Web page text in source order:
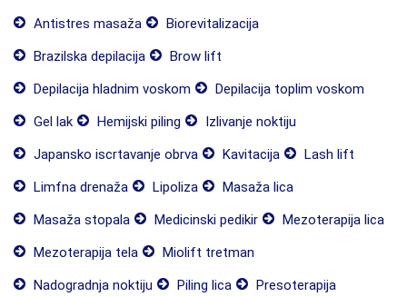
Antistres masaža
Biorevitalizacija
Brazilska depilacija
Brow lift
Depilacija hladnim voskom
Depilacija toplim voskom
Gel lak
Hemijski piling
Izlivanje noktiju
Japansko iscrtavanje obrva
Kavitacija
Lash lift
Limfna drenaža
Lipoliza
Masaža lica
Masaža stopala
Medicinski pedikir
Mezoterapija lica
Mezoterapija tela
Miolift tretman
Nadogradnja noktiju
Piling lica
Presoterapija